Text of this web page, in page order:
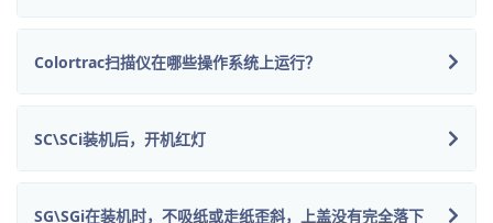
Colortrac扫描仪在哪些操作系统上运行？
SC\SCi装机后，开机红灯
SG\SGi在装机时，不吸纸或走纸歪斜，上盖没有完全落下